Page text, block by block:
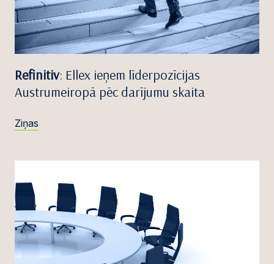
Refinitiv: Ellex ieņem līderpozīcijas
Austrumeiropā pēc darījumu skaita
Ziņas